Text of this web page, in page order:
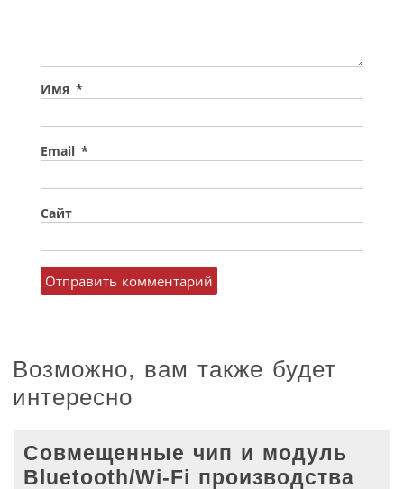
Имя *
Email *
Сайт
Возможно, вам также будет
интересно
Совмещенные чип и модуль
Bluetooth/Wi-Fi производства